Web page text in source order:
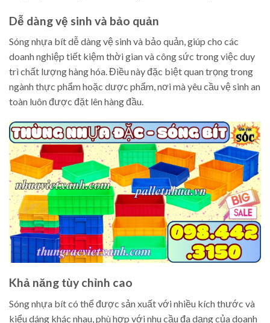
Dễ dàng vệ sinh và bảo quản
Sóng nhựa bít dễ dàng vệ sinh và bảo quản, giúp cho các
doanh nghiệp tiết kiệm thời gian và công sức trong việc duy
trì chất lượng hàng hóa. Điều này đặc biệt quan trọng trong
ngành thực phẩm hoặc dược phẩm, nơi mà yêu cầu vệ sinh an
toàn luôn được đặt lên hàng đầu.
Khả năng tùy chỉnh cao
Sóng nhựa bít có thể được sản xuất với nhiều kích thước và
kiểu dáng khác nhau, phù hợp với nhu cầu đa dạng của doanh